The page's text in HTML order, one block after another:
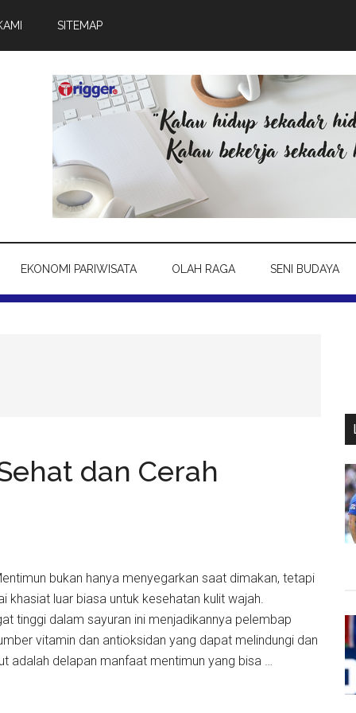
SITEMAP
EKONOMI PARIWISATA OLAH RAGA SENI BUDAYA
dan Cerah
bukan hanya menyegarkan saat dimakan, tetapi
khasiat luar biasa untuk kesehatan kulit wajah.
tinggi dalam sayuran ini menjadikannya pelembap
vitamin dan antioksidan yang dapat melindungi dan
adalah delapan manfaat mentimun yang bisa …